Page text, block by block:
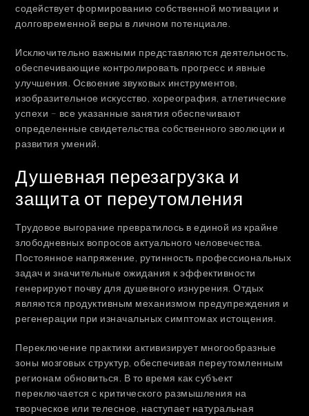
содействует формированию собственной мотивации и
долговременной веры в личном потенциале.
Исключительно важными представляются деятельность,
обеспечивающие контролировать прогресс и явные
улучшения. Освоение звуковых инструментов,
изобразительное искусство, хореография, атлетические
успехи – все указанные занятия обеспечивают
определенные свидетельства собственного эволюции и
развития умений.
Душевная перезагрузка и
защита от переутомления
Трудовое выгорание превратилось в единой из крайне
злободневных вопросов актуального человечества.
Постоянное напряжение, рутинность профессиональных
задач и значительные ожидания к эффективности
генерируют почву для душевного изнурения. Отдых
являются продуктивным механизмом предупреждения и
регенерации при изначальных симптомах истощения.
Переключение практики активизирует многообразные
зоны мозговых структур, обеспечивая переутомленным
регионам обновиться. В то время как субъект
переключается с критического размышления на
творческое или телесное, наступает натуральная